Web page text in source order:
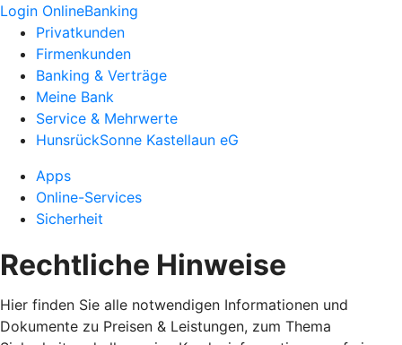
Login OnlineBanking
Privatkunden
Firmenkunden
Banking & Verträge
Meine Bank
Service & Mehrwerte
HunsrückSonne Kastellaun eG
Apps
Online-Services
Sicherheit
Rechtliche Hinweise
Hier finden Sie alle notwendigen Informationen und
Dokumente zu Preisen & Leistungen, zum Thema